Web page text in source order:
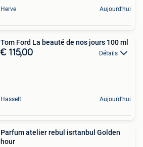
Herve Aujourd'hui
Tom Ford La beauté de nos jours 100 ml
€ 115,00 Détails
Hasselt Aujourd'hui
Parfum atelier rebul isrtanbul Golden
hour